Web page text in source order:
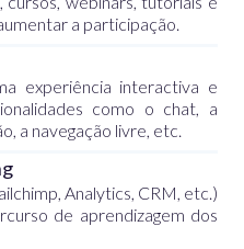
a participação.
experiência interactiva e
como o chat, a
a navegação livre, etc.
Analytics, CRM, etc.)
de aprendizagem dos